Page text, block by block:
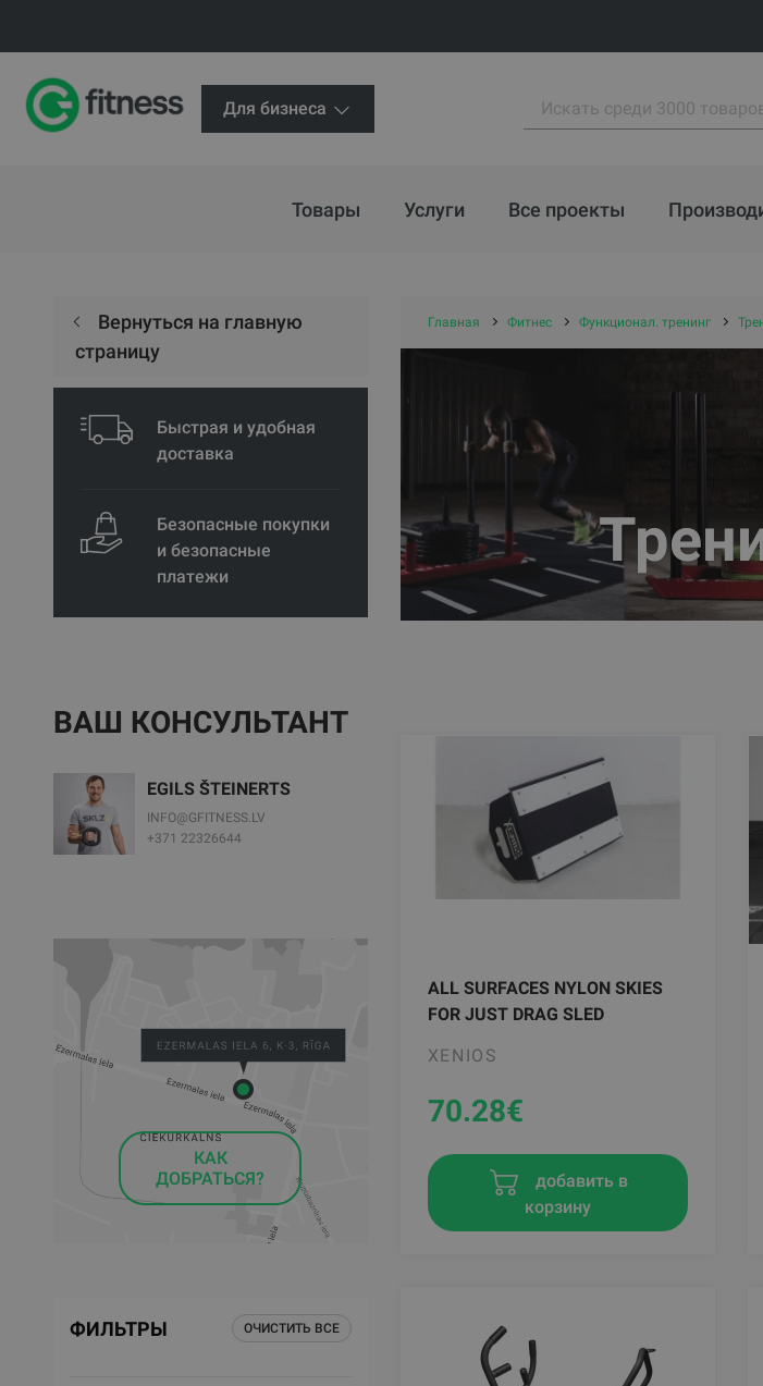
Для бизнеса
Товары Услуги Все проекты
Вернуться на главную
страницу
Быстрая и удобная
доставка
Безопасные покупки
и безопасные
платежи
ВАШ КОНСУЛЬТАНТ
EGILS ŠTEINERTS
INFO@GFITNESS.LV
+371 22326644
КАК
ДОБРАТЬСЯ?
ФИЛЬТРЫ ОЧИСТИТЬ ВСЕ
Главная Фитнес Функционал. тренинг
ALL SURFACES NYLON SKIES
FOR JUST DRAG SLED
XENIOS
70.28€
добавить в
корзину